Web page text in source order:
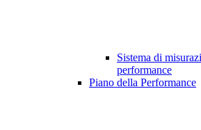
Sistema di
performance
Piano della Performance